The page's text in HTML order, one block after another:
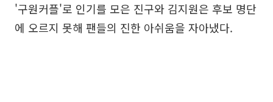
'구원커플'로 인기를 모은 진구와 김지원은 후보 명단
에 오르지 못해 팬들의 진한 아쉬움을 자아냈다.